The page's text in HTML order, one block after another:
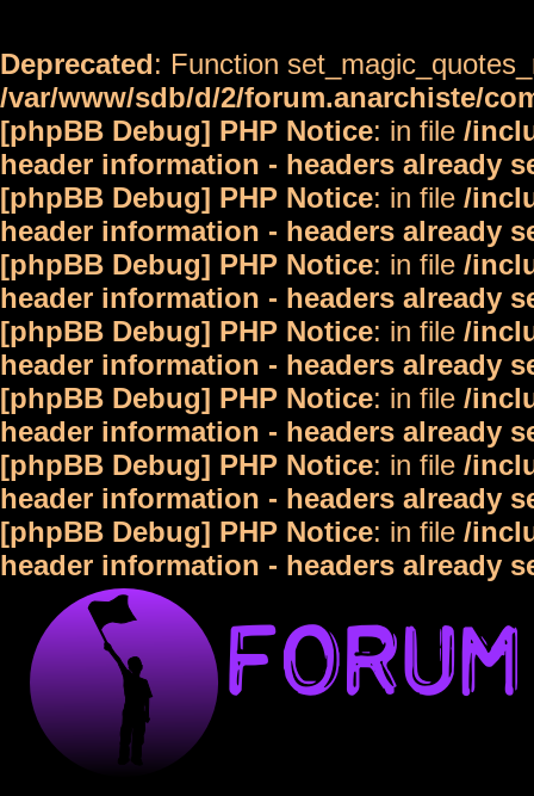
Deprecated: Function
/var/www/sdb/d/2/forum.anarchiste/
[phpBB Debug] PHP Notice: in file /
header information - headers already
[phpBB Debug] PHP Notice: in file /
header information - headers already
[phpBB Debug] PHP Notice: in file /
header information - headers already
[phpBB Debug] PHP Notice: in file /
header information - headers already
[phpBB Debug] PHP Notice: in file /
header information - headers already
[phpBB Debug] PHP Notice: in file /
header information - headers already
[phpBB Debug] PHP Notice: in file /
header information - headers already